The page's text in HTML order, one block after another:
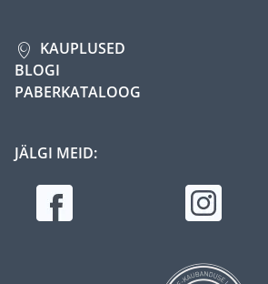
KAUPLUSED
BLOGI
PABERKATALOOG
JÄLGI MEID: